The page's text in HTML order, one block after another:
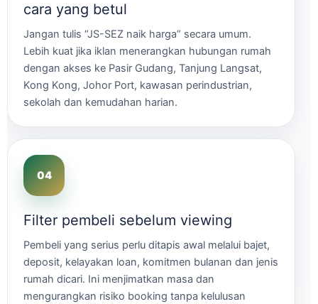
cara yang betul
Jangan tulis “JS-SEZ naik harga” secara umum.
Lebih kuat jika iklan menerangkan hubungan rumah
dengan akses ke Pasir Gudang, Tanjung Langsat,
Kong Kong, Johor Port, kawasan perindustrian,
sekolah dan kemudahan harian.
Filter pembeli sebelum viewing
Pembeli yang serius perlu ditapis awal melalui bajet,
deposit, kelayakan loan, komitmen bulanan dan jenis
rumah dicari. Ini menjimatkan masa dan
mengurangkan risiko booking tanpa kelulusan